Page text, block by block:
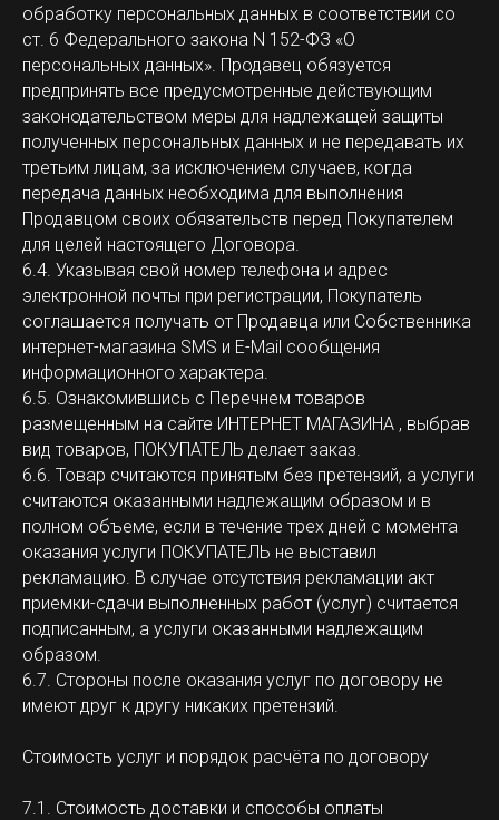
обработку персональных данных в соответствии со
ст. 6 Федерального закона N 152-ФЗ «О
персональных данных». Продавец обязуется
предпринять все предусмотренные действующим
законодательством меры для надлежащей защиты
полученных персональных данных и не передавать их
третьим лицам, за исключением случаев, когда
передача данных необходима для выполнения
Продавцом своих обязательств перед Покупателем
для целей настоящего Договора.
6.4. Указывая свой номер телефона и адрес
электронной почты при регистрации, Покупатель
соглашается получать от Продавца или Собственника
интернет-магазина SMS и E-Mail сообщения
информационного характера.
6.5. Ознакомившись с Перечнем товаров
размещенным на сайте ИНТЕРНЕТ МАГАЗИНА , выбрав
вид товаров, ПОКУПАТЕЛЬ делает заказ.
6.6. Товар считаются принятым без претензий, а услуги
считаются оказанными надлежащим образом и в
полном объеме, если в течение трех дней с момента
оказания услуги ПОКУПАТЕЛЬ не выставил
рекламацию. В случае отсутствия рекламации акт
приемки-сдачи выполненных работ (услуг) считается
подписанным, а услуги оказанными надлежащим
образом.
6.7. Стороны после оказания услуг по договору не
имеют друг к другу никаких претензий.
Стоимость услуг и порядок расчёта по договору
7.1. Стоимость доставки и способы оплаты